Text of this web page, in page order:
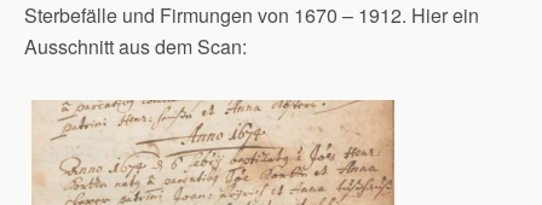
Sterbefälle und Firmungen von 1670 – 1912. Hier ein
Ausschnitt aus dem Scan: